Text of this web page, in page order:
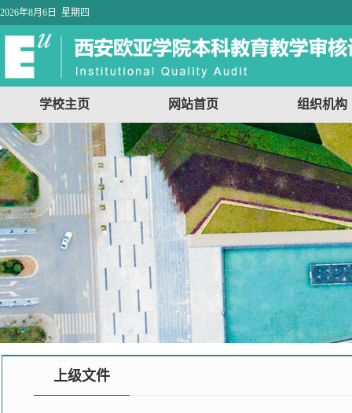
2026年8月6日 星期四
学校主页 网站首页 组织机构
上级文件